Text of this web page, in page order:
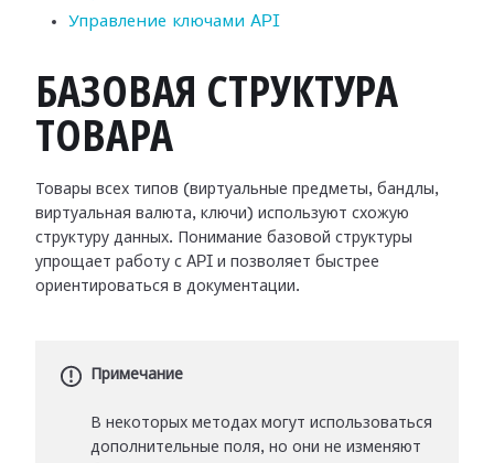
Управление ключами API
БАЗОВАЯ СТРУКТУРА
ТОВАРА
Товары всех типов (виртуальные предметы, бандлы,
виртуальная валюта, ключи) используют схожую
структуру данных. Понимание базовой структуры
упрощает работу с API и позволяет быстрее
ориентироваться в документации.
Примечание
В некоторых методах могут использоваться
дополнительные поля, но они не изменяют